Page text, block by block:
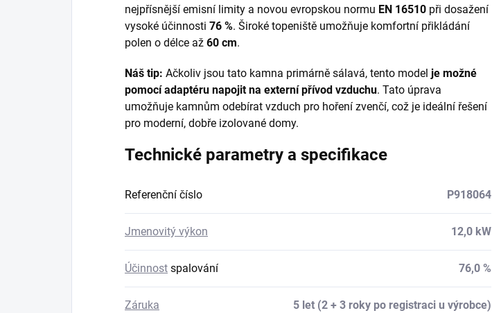
nejpřísnější emisní limity a novou evropskou normu EN 16510 při dosažení
vysoké účinnosti 76 %. Široké topeniště umožňuje komfortní přikládání
polen o délce až 60 cm.
Náš tip: Ačkoliv jsou tato kamna primárně sálavá, tento model je možné
pomocí adaptéru napojit na externí přívod vzduchu. Tato úprava
umožňuje kamnům odebírat vzduch pro hoření zvenčí, což je ideální řešení
pro moderní, dobře izolované domy.
Technické parametry a specifikace
Referenční číslo P918064
Jmenovitý výkon 12,0 kW
Účinnost spalování 76,0 %
Záruka 5 let (2 + 3 roky po registraci u výrobce)